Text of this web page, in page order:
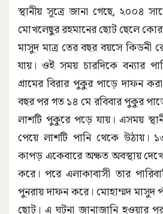
স্থানীয় সূত্রে জানা গেছে, ২০০৪
মোখলেছুর রহমানের ছোট ছেলে
মাসুদ মাত্র তের বছর বয়সে কিডনী
যায়। ওই সময় চারদিকে বন্যার
গ্রামের বিরার পুকুর পাড়ে দাফন
বছর পর গত ১৪ মে রবিবার পুকুর
লাশটি পুকুরে পড়ে যায়। এসময়
পেয়ে লাশটি পানি থেকে উঠায়।
কাপড় একেবারে অক্ষত অবস্থায় দেখে
করে। পরে এলাকাবাসী তার
পুনরায় দাফন করে। মোহাম্মদ মাসুদ
ছোট। এ ঘটনা জানাজানি হওয়ার